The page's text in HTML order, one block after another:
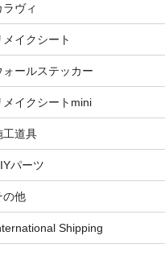
ラヴィ
メイクシート
ォールステッカー
メイクシートmini
工道具
パーツ
の他
Shipping